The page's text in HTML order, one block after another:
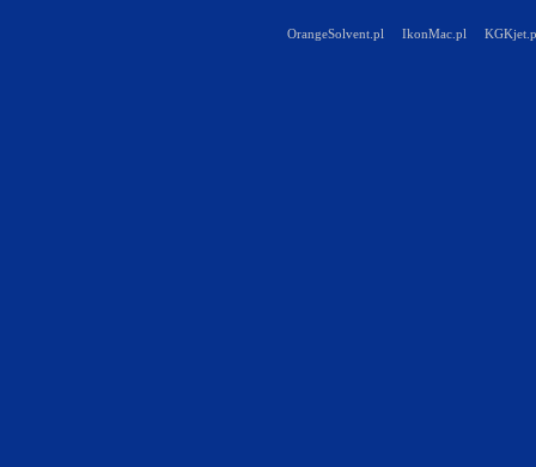
OrangeSolvent.pl IkonMac.pl